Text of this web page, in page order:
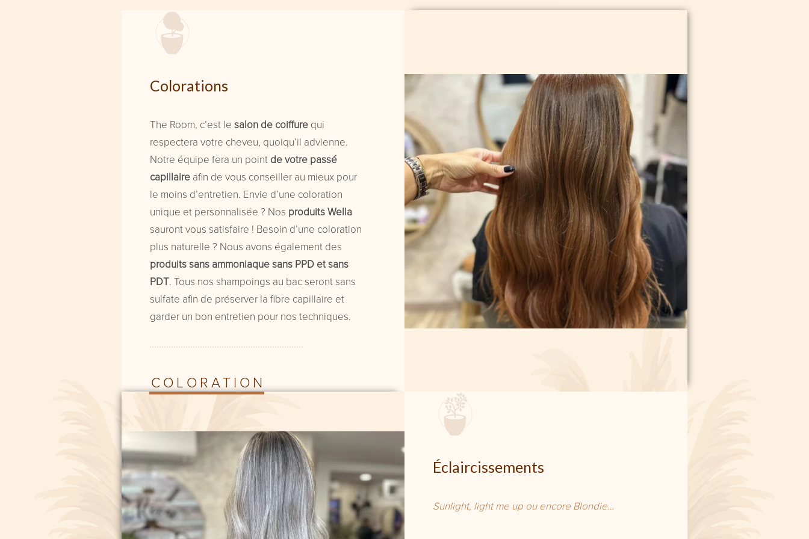
Colorations
The Room, c’est le salon de coiffurequi
respectera votre cheveu, quoiqu’il advienne.
Notre équipe fera un pointde votre passé
capillaireafin de vous conseiller au mieux pour
le moins d’entretien. Envie d’une coloration
unique et personnalisée ? Nos produits Wella
sauront vous satisfaire ! Besoin d’une coloration
plus naturelle ? Nous avons également des
produits sans ammoniaque sans PPD et sans
PDT. Tous nos shampoings au bac seront sans
sulfate afin de préserver la fibre capillaire et
garder un bon entretien pour nos techniques.
COL ORATI ON
Éclaircissements
Sunlight, light me up ou encore Blondie…